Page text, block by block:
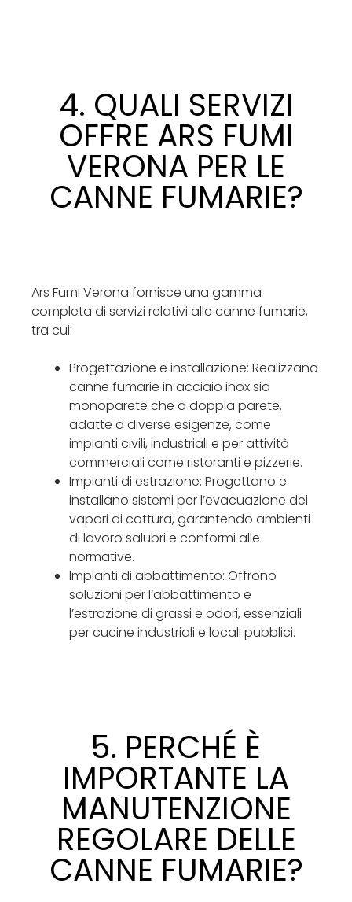
4. QUALI SERVIZI
OFFRE ARS FUMI
VERONA PER LE
CANNE FUMARIE?
Ars Fumi Verona fornisce una gamma
completa di servizi relativi alle canne fumarie,
tra cui:
Progettazione e installazione: Realizzano
canne fumarie in acciaio inox sia
monoparete che a doppia parete,
adatte a diverse esigenze, come
impianti civili, industriali e per attività
commerciali come ristoranti e pizzerie.
Impianti di estrazione: Progettano e
installano sistemi per l’evacuazione dei
vapori di cottura, garantendo ambienti
di lavoro salubri e conformi alle
normative.
Impianti di abbattimento: Offrono
soluzioni per l’abbattimento e
l’estrazione di grassi e odori, essenziali
per cucine industriali e locali pubblici.
5. PERCHÉ È
IMPORTANTE LA
MANUTENZIONE
REGOLARE DELLE
CANNE FUMARIE?